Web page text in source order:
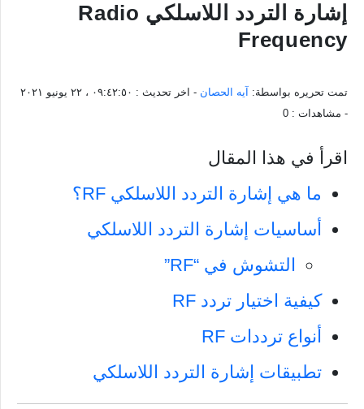
إشارة التردد اللاسلكي Radio
Frequency
تمت تحريره بواسطة: آيه الحصان - اخر تحديث : ٠٩:٤٢:٥٠ ، ٢٢ يونيو ٢٠٢١
- مشاهدات : 0
اقرأ في هذا المقال
ما هي إشارة التردد اللاسلكي RF؟
أساسيات إشارة التردد اللاسلكي
التشوش في “RF”
كيفية اختيار تردد RF
أنواع ترددات RF
تطبيقات إشارة التردد اللاسلكي